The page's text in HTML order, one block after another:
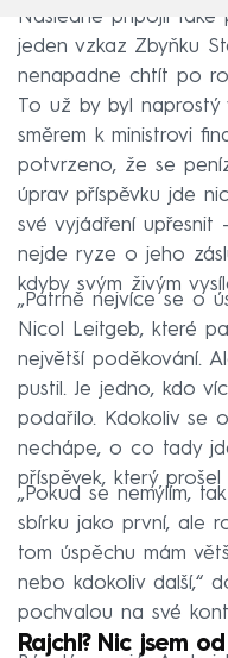
Následně připojil také
jeden vzkaz Zbyňku
nenapadne chtít po
To už by byl naprostý
směrem k ministrovi
potvrzeno, že se
úprav příspěvku jde
své vyjádření upřesnit
nejde ryze o jeho
kdyby svým živým
„Patrně nejvíce se o
Nicol Leitgeb, které
největší poděkování.
pustil. Je jedno, kdo
podařilo. Kdokoliv se
nechápe, o co tady
příspěvek, který
„Pokud se nemýlím,
sbírku jako první, ale
tom úspěchu mám
nebo kdokoliv další,“
pochvalou na své
Rajchl? Nic jsem